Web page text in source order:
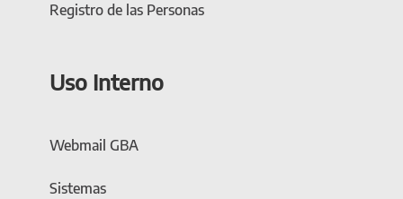
Registro de las Personas
Uso Interno
Webmail GBA
Sistemas